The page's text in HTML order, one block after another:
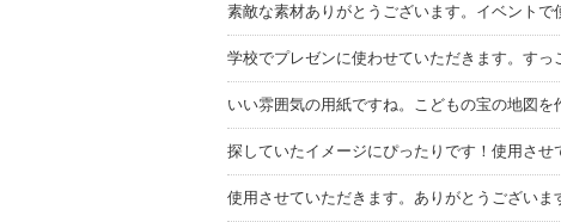
素敵な素材ありがとうございます。イベントで
学校でプレゼンに使わせていただきます。すっ
いい雰囲気の用紙ですね。こどもの宝の地図
探していたイメージにぴったりです！使用させ
使用させていただきます。ありがとうございま